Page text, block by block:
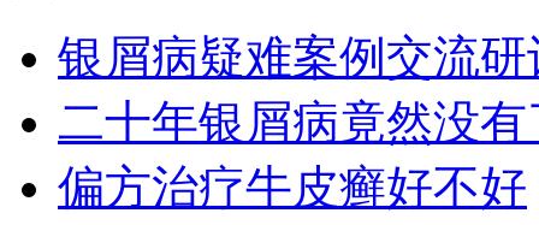
银屑病疑难案例交流
二十年银屑病竟然没
偏方治疗牛皮癣好不好